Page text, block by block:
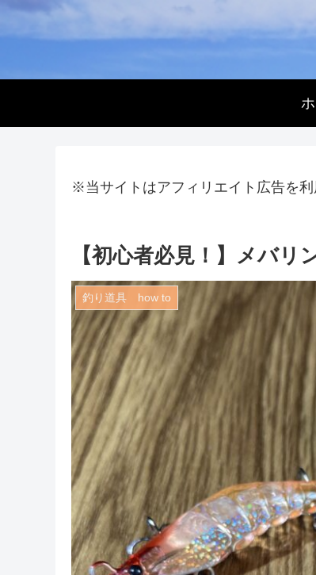
※当サイトはアフィリエイト広告を利
【初心者必見！】メバ
釣り道具 how to